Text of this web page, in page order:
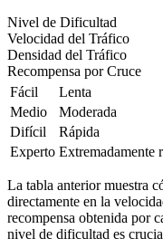
Nivel de Dificultad
Velocidad del Tráfico
Densidad del Tráfico
Recompensa por Cruce
Fácil
Lenta
Medio
Moderada
Difícil
Rápida
Experto Extremadamente
La tabla anterior muestra
directamente en la
recompensa obtenida por
nivel de dificultad es